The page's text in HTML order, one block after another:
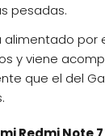
pesadas.
alimentado
y viene
que el del